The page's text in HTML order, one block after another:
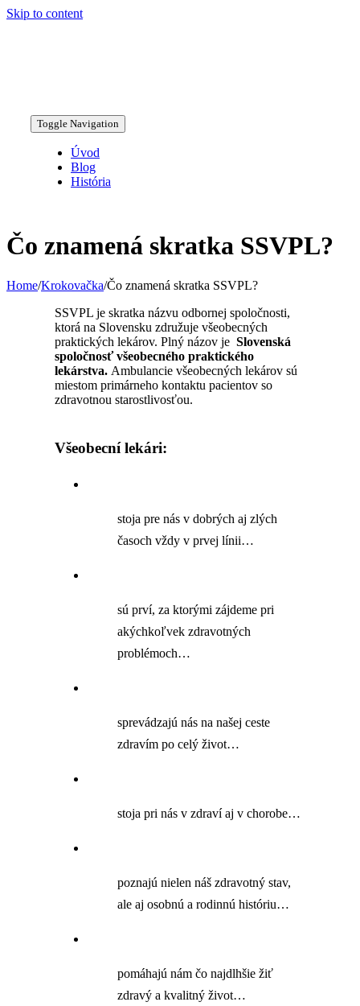
Skip to content
Toggle Navigation
Úvod
Blog
História
Čo znamená skratka SSVPL?
Home/Krokovačka/Čo znamená skratka SSVPL?
SSVPL je skratka názvu odbornej spoločnosti,
ktorá na Slovensku združuje všeobecných
praktických lekárov. Plný názov je Slovenská
spoločnosť všeobecného praktického
lekárstva. Ambulancie všeobecných lekárov sú
miestom primárneho kontaktu pacientov so
zdravotnou starostlivosťou.
Všeobecní lekári:
stoja pre nás v dobrých aj zlých
časoch vždy v prvej línii…
sú prví, za ktorými zájdeme pri
akýchkoľvek zdravotných
problémoch…
sprevádzajú nás na našej ceste
zdravím po celý život…
stoja pri nás v zdraví aj v chorobe…
poznajú nielen náš zdravotný stav,
ale aj osobnú a rodinnú históriu…
pomáhajú nám čo najdlhšie žiť
zdravý a kvalitný život…